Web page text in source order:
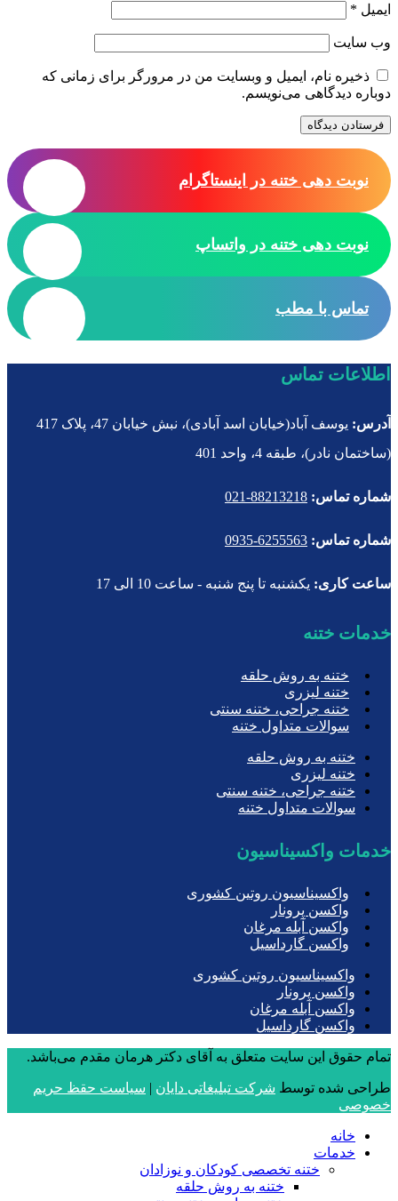
ایمیل *
وب‌ سایت
ذخیره نام، ایمیل و وبسایت من در مرورگر برای زمانی که
دوباره دیدگاهی می‌نویسم.
نوبت دهی ختنه در اینستاگرام
نوبت دهی ختنه در واتساپ
تماس با مطب
اطلاعات تماس
آدرس:
یوسف آباد(خیابان اسد آبادی)، نبش خیابان 47، پلاک 417
(ساختمان نادر)، طبقه 4، واحد 401
شماره تماس: 88213218-021
شماره تماس: 6255563-0935
ساعت کاری: یکشنبه تا پنج شنبه - ساعت 10 الی 17
خدمات ختنه
ختنه به روش حلقه
ختنه لیزری
ختنه جراحی، ختنه سنتی
سوالات متداول ختنه
ختنه به روش حلقه
ختنه لیزری
ختنه جراحی، ختنه سنتی
سوالات متداول ختنه
خدمات واکسیناسیون
واکسیناسیون روتین کشوری
واکسن پرونار
واکسن آبله مرغان
واکسن گارداسیل
واکسیناسیون روتین کشوری
واکسن پرونار
واکسن آبله مرغان
واکسن گارداسیل
تمام حقوق این سایت متعلق به آقای دکتر هرمان مقدم می‌باشد.
طراحی شده توسط شرکت تبلیغاتی دایان | سیاست حقظ حریم
خصوصی
خانه
خدمات
ختنه تخصصی کودکان و نوزادان
ختنه به روش حلقه